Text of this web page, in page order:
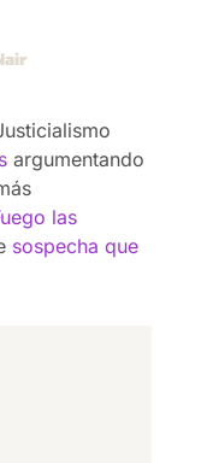
argumentando
las
sospecha que